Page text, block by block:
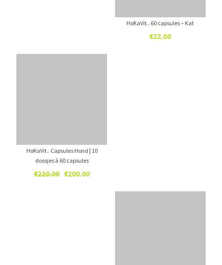
HoKaVit.. 60 capsules – Kat
€22.00
HoKaVit.. Capsules Hond | 10
doosjes á 60 capsules
€220.00
Oorspronkelijke
€200.00Huidige